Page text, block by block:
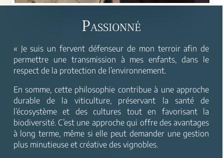
Passionné
« Je suis un fervent défenseur de mon terroir afin de
permettre une transmission à mes enfants, dans le
respect de la protection de l’environnement.
En somme, cette philosophie contribue à une approche
durable de la viticulture, préservant la santé de
l’écosystème et des cultures tout en favorisant la
biodiversité. C’est une approche qui offre des avantages
à long terme, même si elle peut demander une gestion
plus minutieuse et créative des vignobles.